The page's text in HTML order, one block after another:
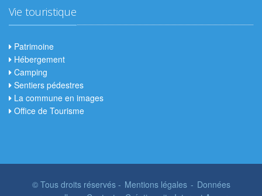
Vie touristique
Patrimoine
Hébergement
Camping
Sentiers pédestres
La commune en images
Office de Tourisme
© Tous droits réservés - Mentions légales - Données